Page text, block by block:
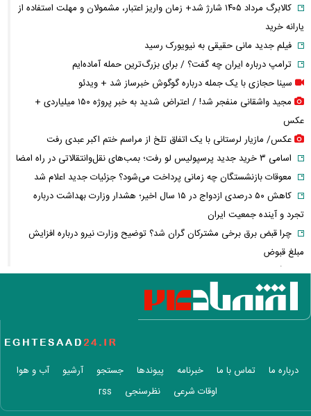
کالابرگ مرداد ۱۴۰۵ شارژ شد+ زمان واریز اعتبار، مشمولان و مهلت استفاده از
یارانه خرید
فیلم جدید مانی حقیقی به نیویورک رسید
ترامپ درباره ایران چه گفت؟ / برای بزرگ‌ترین حمله آماده‌ایم
سینا حجازی با یک جمله درباره گوگوش خبرساز شد + ویدئو
مجید واشقانی منفجر شد! / اعتراض شدید به خبر پروژه ۱۵۰ میلیاردی +
عکس
عکس/ مازیار لرستانی با یک اتفاق تلخ از مراسم ختم اکبر عبدی رفت
اسامی ۳ خرید جدید پرسپولیس لو رفت؛ بمب‌های نقل‌وانتقالاتی در راه امضا
معوقات بازنشستگان چه زمانی پرداخت می‌شود؟ جزئیات جدید اعلام شد
کاهش ۵۰ درصدی ازدواج در ۱۵ سال اخیر؛ هشدار وزارت بهداشت درباره
تجرد و آینده جمعیت ایران
چرا قبض برق برخی مشترکان گران شد؟ توضیح وزارت نیرو درباره افزایش
مبلغ قبوض
جنگ ایران، سود میلیاردی نفتی‌ها؛ چه کسانی از بحران انرژی سود می‌برند؟
مذاکرات ایران و آمریکا دوباره خبرساز شد؛ ونس چه گفت؟
وقتی درمان خصوصی لوکس می‌شود؛ سهم هزینه‌های پزشکی از حقوق مردم
بازار سهام جان گرفت؛ نقدینگی چرا دوباره به بورس برگشت؟
تنگه هرمز دوباره جنجالی شد/ انتقاد شریعتمداری از مذاکرات ایران و عمان
کشتی عربستان هدف موشک بالستیک قرار گرفت
درباره ما تماس با ما خبرنامه پیوندها جستجو آرشیو
آب و هوا
اوقات شرعی
نظرسنجی rss